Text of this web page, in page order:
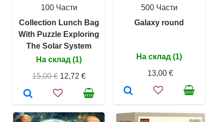
100 Части
Collection Lunch Bag
With Puzzle Exploring
The Solar System
На склад (1)
15,00 € 12,72 €
500 Части
Galaxy round
На склад (1)
13,00 €